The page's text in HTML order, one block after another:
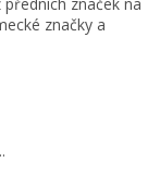
značky a